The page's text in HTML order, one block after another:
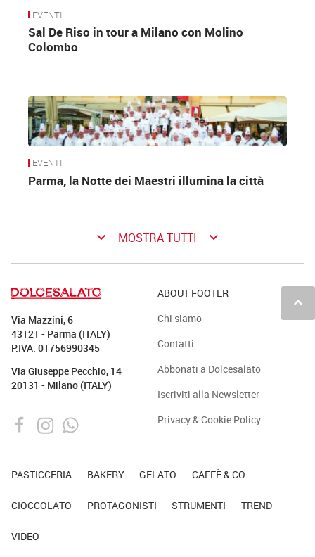
EVENTI
Sal De Riso in tour a Milano con Molino
Colombo
EVENTI
Parma, la Notte dei Maestri illumina la città
keyboard_arrow_down MOSTRA TUTTI keyboard_arrow_down
keyboard_arrow_up
Via Mazzini, 6
43121 - Parma (ITALY)
P.IVA: 01756990345
Via Giuseppe Pecchio, 14
20131 - Milano (ITALY)
ABOUT FOOTER
Chi siamo
Contatti
Abbonati a Dolcesalato
Iscriviti alla Newsletter
Privacy & Cookie Policy
PASTICCERIA BAKERY GELATO CAFFÈ & CO.
CIOCCOLATO PROTAGONISTI STRUMENTI TREND
VIDEO